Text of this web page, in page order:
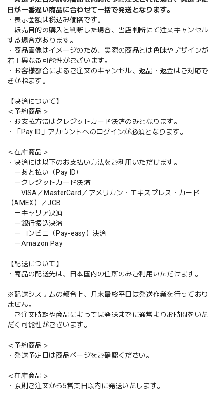
日が一番遅い商品に合わせて一括で発送となります。
・表示金額は税込み価格です。
・転売目的の購入と判断した場合、当店判断にて注文キャンセル
する場合があります。
・商品画像はイメージのため、実際の商品とは色味やデザインが
若干異なる可能性がございます。
・お客様都合によるご注文のキャンセル、返品・返金はご対応で
きかねます。
【決済について】
＜予約商品＞
・お支払方法はクレジットカード決済のみとなります。
・「Pay ID」アカウントへのログインが必須となります。
＜在庫商品＞
・決済には以下のお支払い方法をご利用いただけます。
ーあと払い（Pay ID）
ークレジットカード決済
VISA／MasterCard／アメリカン・エキスプレス・カード
（AMEX）／JCB
ーキャリア決済
ー銀行振込決済
ーコンビニ（Pay-easy）決済
ーAmazon Pay
【配送について】
・商品の配送先は、日本国内の住所のみご利用いただけます。
※配送システムの都合上、月末最終平日は発送作業を行っており
ません。
ご注文時期や商品によっては発送までに通常よりお時間をいた
だく可能性がございます。
＜予約商品＞
・発送予定日は商品ページをご確認ください。
＜在庫商品＞
・原則ご注文から5営業日以内に発送いたします。